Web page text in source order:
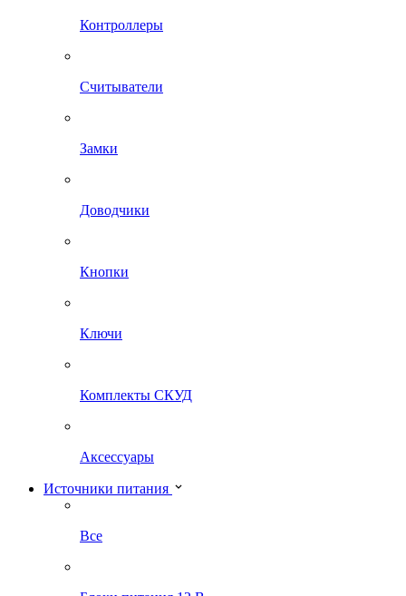
Контроллеры
Считыватели
Замки
Доводчики
Кнопки
Ключи
Комплекты СКУД
Аксессуары
Источники питания
Все